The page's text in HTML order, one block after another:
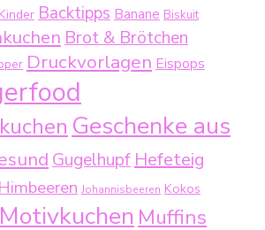
Backtipps Banane Biskuit
Brot & Brötchen
Druckvorlagen Eispops
Geschenke aus
Gugelhupf Hefeteig
Himbeeren Johannisbeeren Kokos
Motivkuchen Muffins